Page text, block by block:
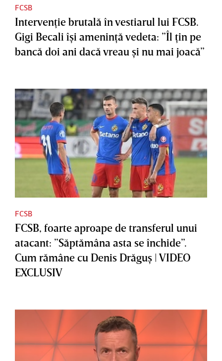
FCSB
Intervenţie brutală în vestiarul lui FCSB.
Gigi Becali îşi ameninţă vedeta: ”Îl ţin pe
bancă doi ani dacă vreau şi nu mai joacă”
FCSB
FCSB, foarte aproape de transferul unui
atacant: ”Săptămâna asta se închide”.
Cum rămâne cu Denis Drăguş | VIDEO
EXCLUSIV